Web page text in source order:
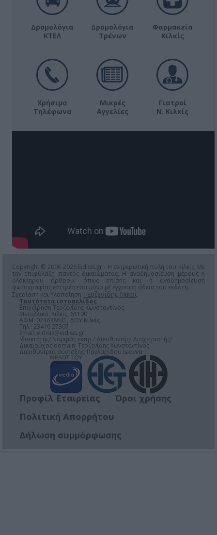
Δρομολόγια
ΚΤΕΛ
Δρομολόγια
Τρένων
Φαρμακεία
Κιλκίς
Χρήσιμα
Τηλέφωνα
Μικρές
Αγγελίες
Γιατροί
Ν. Κιλκίς
Copyright © 2006-2026 Eidisis.gr - Η ενημερωτική πύλη του Κιλκίς. Με
την επιφύλαξη παντός δικαιώματος. Η αναδημοσίευση μέρους ή
ολόκληρου άρθρου, όπως επίσης και η αναδημοσίευση
φωτογραφίας επιτρέπεται μόνο μέ έγγραφη άδεια του εκδότη.
Σχεδίαση και Υλοποίηση Τερζενίδης Νικος
Ταυτότητα ιστοσελίδας
Επιχείρηση Τερζενίδης Κωνσταντίνος
Μεταλλικό, Κιλκίς, 61100
ΑΦΜ: 024638641, ΔΟΥ Κιλκίς
Τηλ.: 23410 27307
Email: eidisis@eidisis.gr
Ιδιοκτήτης/ Νόμιμος εκπρ./ Διευθυντής/ Διαχειριστής/
Δικαιούχος domain: Τερζενίδης Κωνσταντίνος
Διευθύντρια σύνταξης: Παγλαρίδου Ιωάννα
Προφίλ Εταιρείας
Όροι χρήσης
Πολιτική Απορρήτου
Δήλωση συμμόρφωσης